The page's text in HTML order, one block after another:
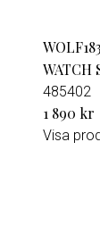
WATCH
485402
1 890 kr
Visa